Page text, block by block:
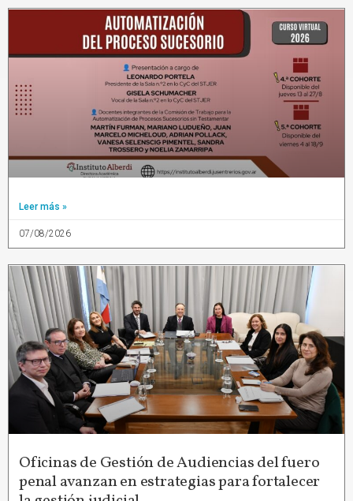
Leer más »
07/08/2026
Oficinas de Gestión de Audiencias del fuero
penal avanzan en estrategias para fortalecer